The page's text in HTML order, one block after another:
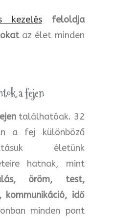
kezelésfeloldja
az élet minden
a fejen
találhatóak. 32
a fej különböző
életünk
hatnak, mint
öröm, test,
kommunikáció, idő
minden pont